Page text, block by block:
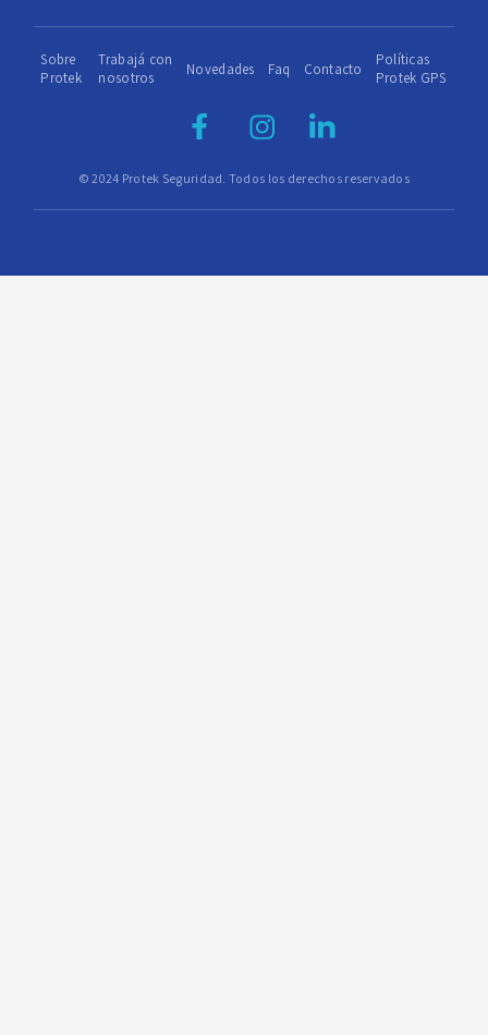
© 2024 Protek Seguridad. Todos los derechos reservados
Sobre
Protek
Trabajá con
nosotros
Novedades Faq Contacto
Políticas
Protek GPS